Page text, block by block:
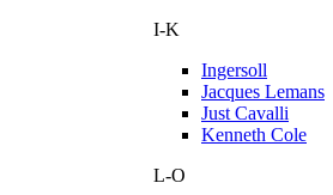
I-K
Ingersoll
Jacques Lemans
Just Cavalli
Kenneth Cole
L-O